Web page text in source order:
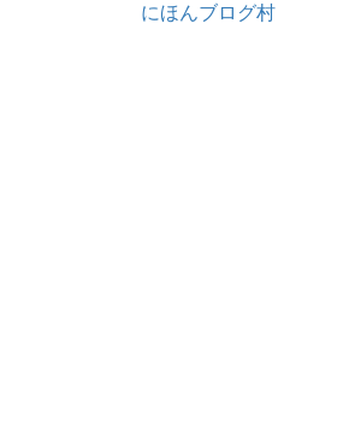
にほんブログ村